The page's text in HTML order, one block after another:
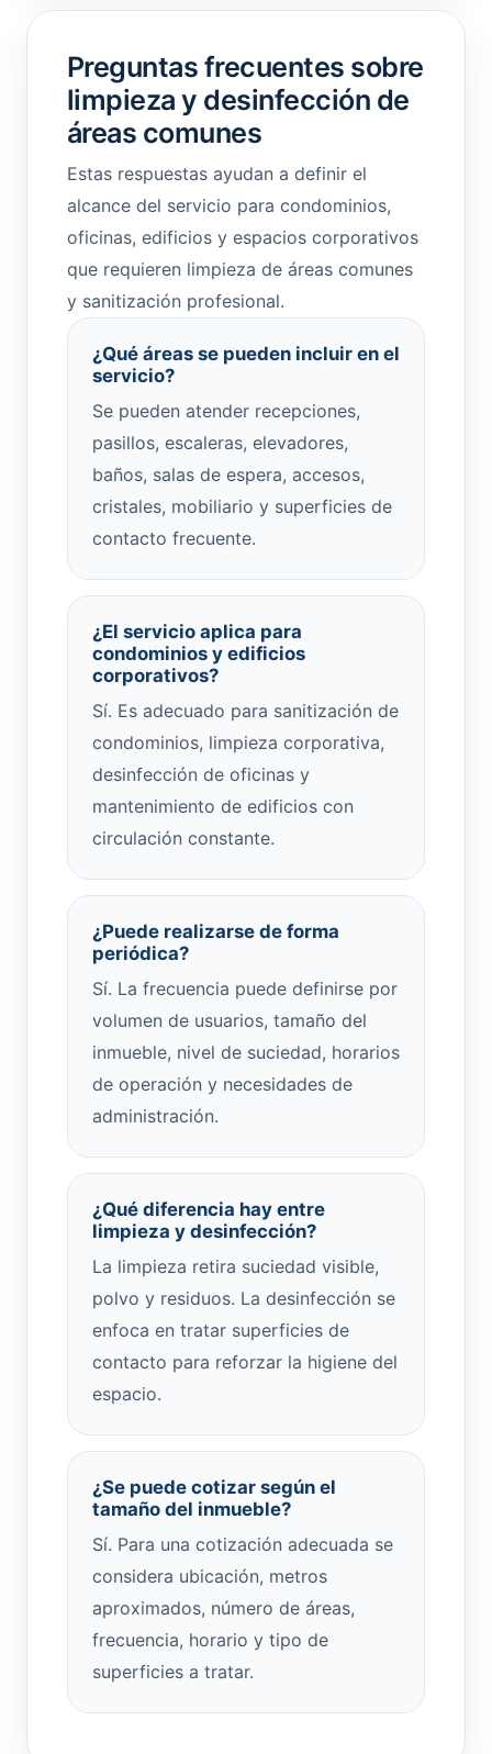
Preguntas frecuentes sobre
limpieza y desinfección de
áreas comunes
Estas respuestas ayudan a definir el
alcance del servicio para condominios,
oficinas, edificios y espacios corporativos
que requieren limpieza de áreas comunes
y sanitización profesional.
¿Qué áreas se pueden incluir en el
servicio?
Se pueden atender recepciones,
pasillos, escaleras, elevadores,
baños, salas de espera, accesos,
cristales, mobiliario y superficies de
contacto frecuente.
¿El servicio aplica para
condominios y edificios
corporativos?
Sí. Es adecuado para sanitización de
condominios, limpieza corporativa,
desinfección de oficinas y
mantenimiento de edificios con
circulación constante.
¿Puede realizarse de forma
periódica?
Sí. La frecuencia puede definirse por
volumen de usuarios, tamaño del
inmueble, nivel de suciedad, horarios
de operación y necesidades de
administración.
¿Qué diferencia hay entre
limpieza y desinfección?
La limpieza retira suciedad visible,
polvo y residuos. La desinfección se
enfoca en tratar superficies de
contacto para reforzar la higiene del
espacio.
¿Se puede cotizar según el
tamaño del inmueble?
Sí. Para una cotización adecuada se
considera ubicación, metros
aproximados, número de áreas,
frecuencia, horario y tipo de
superficies a tratar.